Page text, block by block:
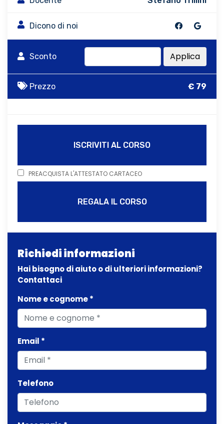
Dicono di noi
Sconto Applica
Prezzo € 79
ISCRIVITI AL CORSO
PREACQUISTA L'ATTESTATO CARTACEO
REGALA IL CORSO
Richiedi informazioni
Hai bisogno di aiuto o di ulteriori informazioni?
Contattaci
Nome e cognome *
Email *
Telefono